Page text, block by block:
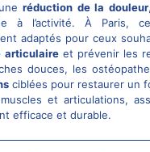
réduction de la douleur
à l’activité. À Paris,
adaptés pour ceux
articulaireet prévenir les
douces, les
ciblées pour restaurer un
et articulations,
efficace et durable.